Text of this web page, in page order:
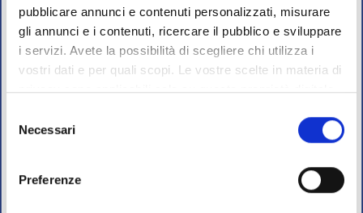
pubblicare annunci e contenuti personalizzati, misurare
gli annunci e i contenuti, ricercare il pubblico e sviluppare
i servizi. Avete la possibilità di scegliere chi utilizza i
vostri dati e per quali scopi. Le vostre scelte in materia di
privacy sono applicabili solo su questa proprietà digitale
modificare o revocare il proprio consenso in qualsiasi
momento dalla Dichiarazione sui cookie o facendo clic
delNecessari
Preferenze
Accedi Per visualizzare
prezzi e schede tecniche
OFFERTE PROMO
Scopri le migliori offerte del momento su molti dei